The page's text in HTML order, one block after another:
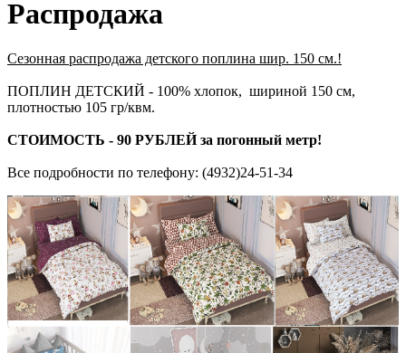
Распродажа
Сезонная распродажа детского поплина шир. 150 см.!
ПОПЛИН ДЕТСКИЙ - 100% хлопок, шириной 150 см,
плотностью 105 гр/квм.
СТОИМОСТЬ - 90 РУБЛЕЙ за погонный метр!
Все подробности по телефону: (4932)24-51-34